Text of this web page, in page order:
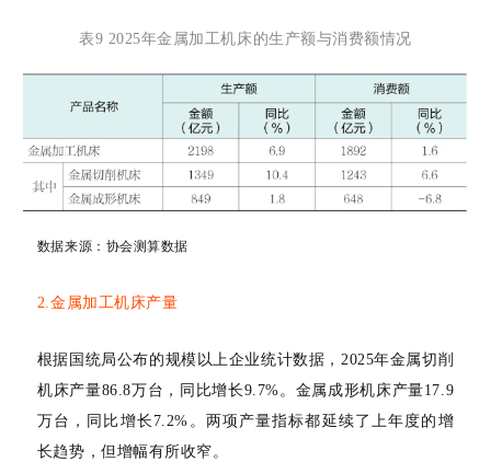
表9 2025年金属加工机床的生产额与消费额情况
数据来源： 协会测算数据
2.金属加工机床产量
根据国统局公布的规模以上企业统计数据 ， 2025年金属切削
机床产量86.8万台，同比增长9.7%。金属成形机床产量17.9
万台，同比增长7.2%。两项产量指标都延续了上年度的增
长趋势，但增幅有所收窄。